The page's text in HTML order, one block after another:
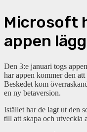
Microsoft
appen
Den 3:e januari togs
har appen kommer den
Beskedet kom
en ny betaversion.
Istället har de lagt ut den
till att skapa och utveckla